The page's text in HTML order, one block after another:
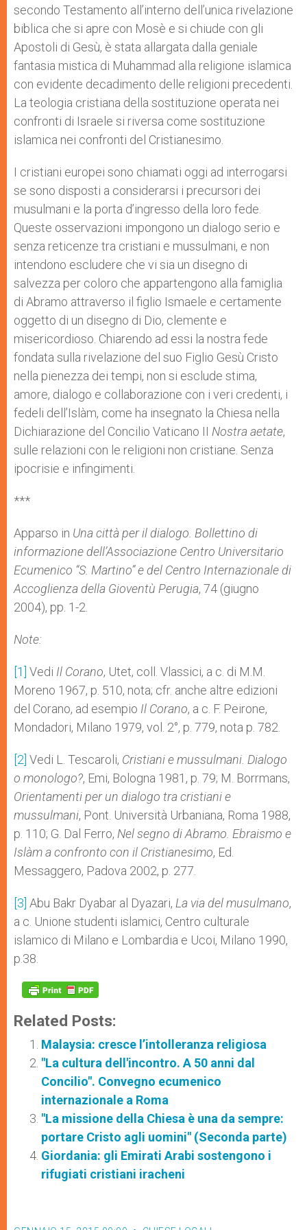
secondo Testamento all’interno dell’unica rivelazione
biblica che si apre con Mosè e si chiude con gli
Apostoli di Gesù, è stata allargata dalla geniale
fantasia mistica di Muhammad alla religione islamica
con evidente decadimento delle religioni precedenti.
La teologia cristiana della sostituzione operata nei
confronti di Israele si riversa come sostituzione
islamica nei confronti del Cristianesimo.
I cristiani europei sono chiamati oggi ad interrogarsi
se sono disposti a considerarsi i precursori dei
musulmani e la porta d’ingresso della loro fede.
Queste osservazioni impongono un dialogo serio e
senza reticenze tra cristiani e mussulmani, e non
intendono escludere che vi sia un disegno di
salvezza per coloro che appartengono alla famiglia
di Abramo attraverso il figlio Ismaele e certamente
oggetto di un disegno di Dio, clemente e
misericordioso. Chiarendo ad essi la nostra fede
fondata sulla rivelazione del suo Figlio Gesù Cristo
nella pienezza dei tempi, non si esclude stima,
amore, dialogo e collaborazione con i veri credenti, i
fedeli dell’Islàm, come ha insegnato la Chiesa nella
Dichiarazione del Concilio Vaticano II Nostra aetate,
sulle relazioni con le religioni non cristiane. Senza
ipocrisie e infingimenti.
***
Apparso in Una città per il dialogo. Bollettino di
informazione dell’Associazione Centro Universitario
Ecumenico “S. Martino” e del Centro Internazionale di
Accoglienza della Gioventù Perugia, 74 (giugno
2004), pp. 1-2.
Note:
[1] Vedi Il Corano, Utet, coll. Vlassici, a c. di M.M.
Moreno 1967, p. 510, nota; cfr. anche altre edizioni
del Corano, ad esempio Il Corano, a c. F. Peirone,
Mondadori, Milano 1979, vol. 2°, p. 779, nota p. 782.
[2] Vedi L. Tescaroli, Cristiani e mussulmani. Dialogo
o monologo?, Emi, Bologna 1981, p. 79; M. Borrmans,
Orientamenti per un dialogo tra cristiani e
mussulmani, Pont. Università Urbaniana, Roma 1988,
p. 110; G. Dal Ferro, Nel segno di Abramo. Ebraismo e
Islàm a confronto con il Cristianesimo, Ed.
Messaggero, Padova 2002, p. 277.
[3] Abu Bakr Dyabar al Dyazari, La via del musulmano,
a c. Unione studenti islamici, Centro culturale
islamico di Milano e Lombardia e Ucoi, Milano 1990,
p.38.
Related Posts:
Malaysia: cresce l’intolleranza religiosa
"La cultura dell'incontro. A 50 anni dal
Concilio". Convegno ecumenico
internazionale a Roma
"La missione della Chiesa è una da sempre:
portare Cristo agli uomini" (Seconda parte)
Giordania: gli Emirati Arabi sostengono i
rifugiati cristiani iracheni